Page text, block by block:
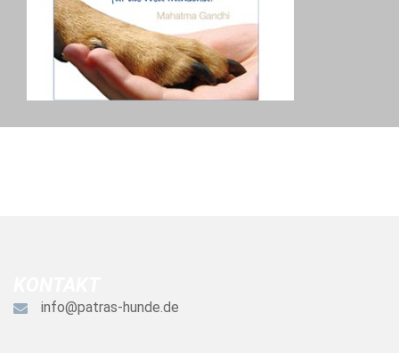
info@patras-hunde.de